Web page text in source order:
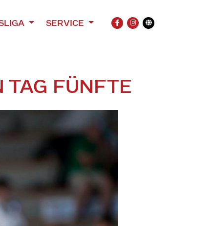
SERVICE
FACEBOOK
INSTAGRAM
Übersetzung
TAG FÜNFTE